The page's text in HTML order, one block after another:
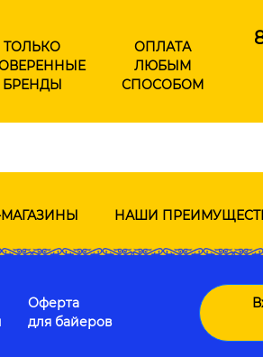
ТОЛЬКО
БРЕНДЫ
ОПЛАТА
ЛЮБЫМ
СПОСОБОМ
НАШИ
Оферта
для байеров